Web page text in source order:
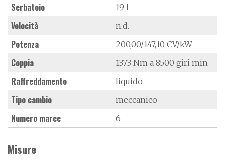
Serbatoio 19 l
Velocità n.d.
Potenza 200,00/147,10 CV/kW
Coppia 137.3 Nm a 8500 giri min
Raffreddamento liquido
Tipo cambio meccanico
Numero marce 6
Misure